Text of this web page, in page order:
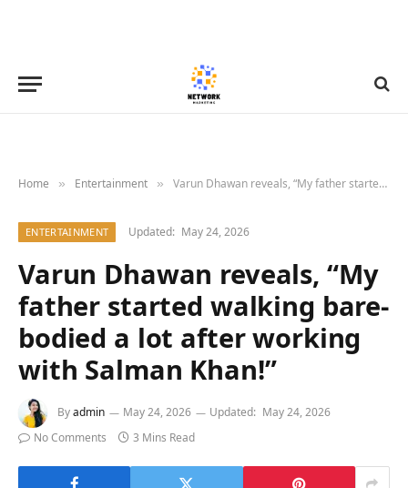
Home » Entertainment » Varun Dhawan reveals, “My father started walking bare-bodied a lot after working with Salman Khan!”
ENTERTAINMENT Updated: May 24, 2026
Varun Dhawan reveals, “My
father started walking bare-
bodied a lot after working
with Salman Khan!”
Byadmin May 24, 2026 Updated: May 24, 2026
No Comments
3 Mins Read